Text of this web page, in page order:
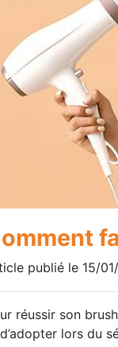
publié le 15/
réussir son
lors du